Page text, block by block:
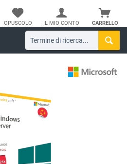
CARRELLO
OPUSCOLO IL MIO CONTO